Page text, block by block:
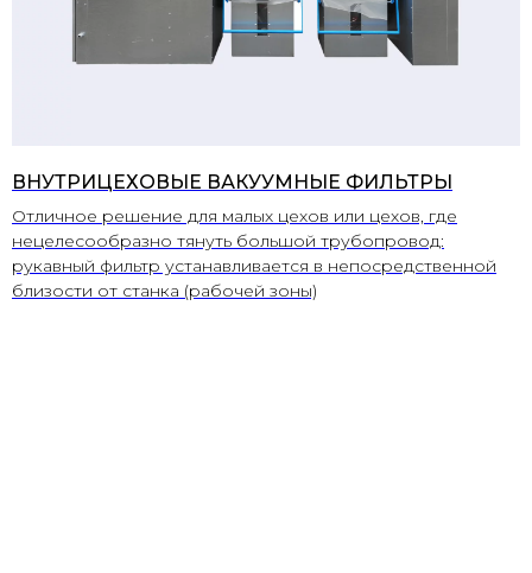
ВНУТРИЦЕХОВЫЕ ВАКУУМНЫЕ ФИЛЬТРЫ
Отличное решение для малых цехов или цехов, где
нецелесообразно тянуть большой трубопровод:
рукавный фильтр устанавливается в непосредственной
близости от станка (рабочей зоны)